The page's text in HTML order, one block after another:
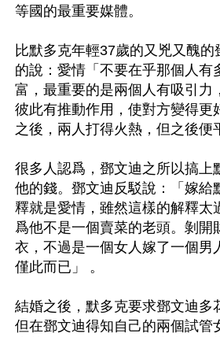
等國的最重要媒體。
比默多克年輕37歲的又兇又醜
的說：愛情「不要在乎那個人有
富，最重要的是兩個人有吸引力
彼此有推動作用，使對方變得更
之後，兩人打得火熱，但之後便
很多人認爲，鄧文迪之所以搞上
他的錢。鄧文迪反駁說：「嫁給
釋就是愛情，雖然這樣的解釋太
爲他不是一個賣菜的老頭。剝開
衣，不過是一個女人嫁了一個男
僅此而已」 。
結婚之後，默多克要求鄧文迪多
但在鄧文迪得知自己的兩個試管